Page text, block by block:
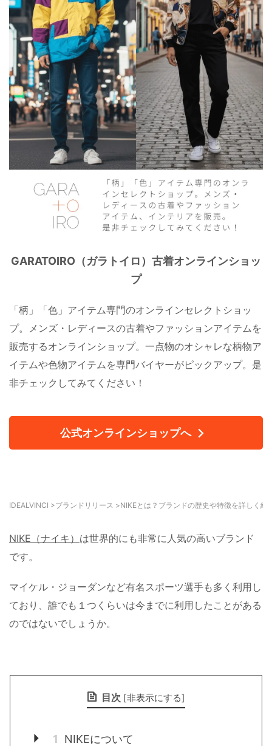
GARATOIRO（ガラトイロ）古着オンラインショッ
プ
「柄」「色」アイテム専門のオンラインセレクトショッ
プ。メンズ・レディースの古着やファッションアイテムを
販売するオンラインショップ。一点物のオシャレな柄物ア
イテムや色物アイテムを専門バイヤーがピックアップ。是
非チェックしてみてください！
公式オンラインショップへ
IDEALVINCI >ブランドリリース >NIKEとは？ブランドの歴史や特徴を詳しく紹
NIKE（ナイキ） は世界的にも非常に人気の高いブランド
です。
マイケル・ジョーダンなど有名スポーツ選手も多く利用し
ており、誰でも１つくらいは今までに利用したことがある
のではないでしょうか。
目次 [非表示にする]
1 NIKEについて